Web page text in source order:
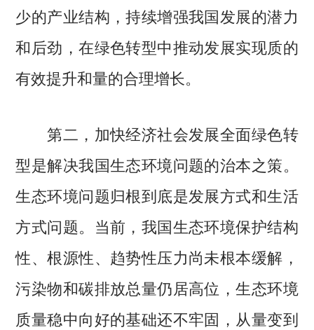
少的产业结构，持续增强我国发展的潜力
和后劲，在绿色转型中推动发展实现质的
有效提升和量的合理增长。
第二，加快经济社会发展全面绿色转
型是解决我国生态环境问题的治本之策。
生态环境问题归根到底是发展方式和生活
方式问题。当前，我国生态环境保护结构
性、根源性、趋势性压力尚未根本缓解，
污染物和碳排放总量仍居高位，生态环境
质量稳中向好的基础还不牢固，从量变到